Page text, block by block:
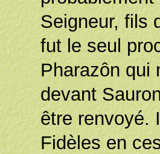
Seigneur, fils
fut le seul
Pharazôn qui
devant
être renvoyé.
Fidèles en